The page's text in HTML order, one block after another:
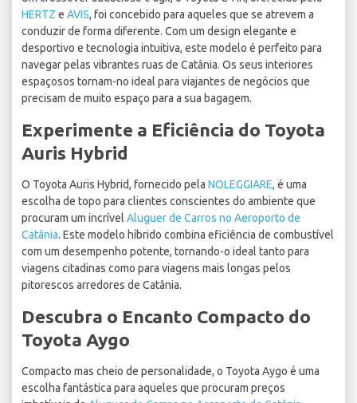
HERTZ e AVIS, foi concebido para aqueles que se atrevem a
conduzir de forma diferente. Com um design elegante e
desportivo e tecnologia intuitiva, este modelo é perfeito para
navegar pelas vibrantes ruas de Catânia. Os seus interiores
espaçosos tornam-no ideal para viajantes de negócios que
precisam de muito espaço para a sua bagagem.
Experimente a Eficiência do Toyota
Auris Hybrid
O Toyota Auris Hybrid, fornecido pela NOLEGGIARE, é uma
escolha de topo para clientes conscientes do ambiente que
procuram um incrível Aluguer de Carros no Aeroporto de
Catânia. Este modelo híbrido combina eficiência de combustível
com um desempenho potente, tornando-o ideal tanto para
viagens citadinas como para viagens mais longas pelos
pitorescos arredores de Catânia.
Descubra o Encanto Compacto do
Toyota Aygo
Compacto mas cheio de personalidade, o Toyota Aygo é uma
escolha fantástica para aqueles que procuram preços